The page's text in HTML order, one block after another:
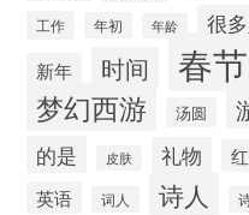
工作 年初 年龄 很
新年 时间 春节
梦幻西游 汤圆
的是 皮肤 礼物
英语 词人 诗人